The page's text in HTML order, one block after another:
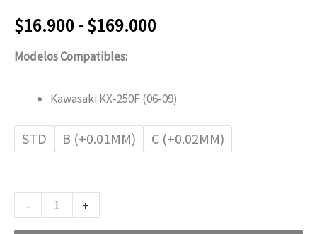
$16.900-$169.000
Modelos Compatibles:
Kawasaki KX-250F (06-09)
STD B (+0.01MM) C (+0.02MM)
- +